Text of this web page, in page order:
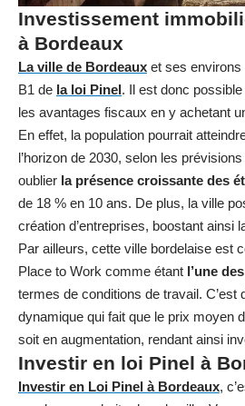
Investissement
à Bordeaux
La ville de Bordeaux et ses
B1 de la loi Pinel . Il est donc
les avantages fiscaux en y achetant
En effet, la population pourrait
l’horizon de 2030, selon les
oublier la présence croissante des
de 18 % en 10 ans. De plus, la ville
création d’entreprises, boostant ainsi
Par ailleurs, cette ville bordelaise est
Place to Work comme étant l’une
termes de conditions de travail. C’est
dynamique qui fait que le prix moyen
soit en augmentation, rendant ainsi
Investir en loi Pinel à
Investir en Loi Pinel à Bordeaux,